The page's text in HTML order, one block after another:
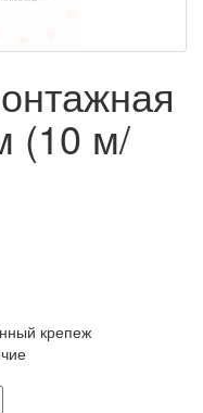
(10 м/
крепеж